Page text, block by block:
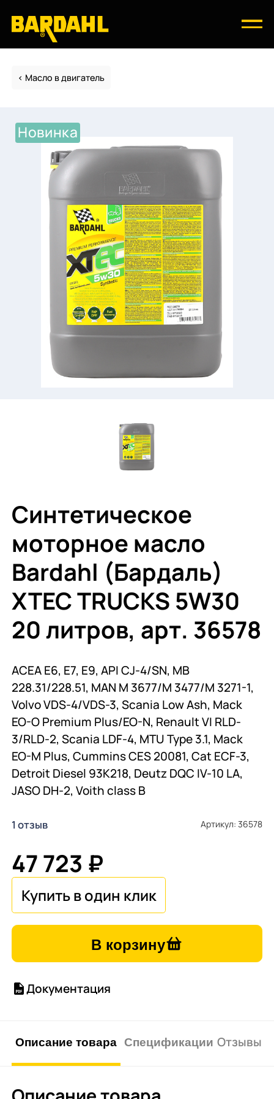
Масло в двигатель
Новинка
Синтетическое
моторное масло
Bardahl (Бардаль)
XTEC TRUCKS 5W30
20 литров, арт. 36578
ACEA E6, E7, E9, API CJ-4/SN, MB
228.31/228.51, MAN M 3677/M 3477/M 3271-1,
Volvo VDS-4/VDS-3, Scania Low Ash, Mack
EO-O Premium Plus/EO-N, Renault VI RLD-
3/RLD-2, Scania LDF-4, MTU Type 3.1, Mack
EO-M Plus, Cummins CES 20081, Cat ECF-3,
Detroit Diesel 93K218, Deutz DQC IV-10 LA,
JASO DH-2, Voith class B
1 отзыв Артикул: 36578
47 723 ₽
В корзину
Документация
Описание товара Спецификации Отзывы о